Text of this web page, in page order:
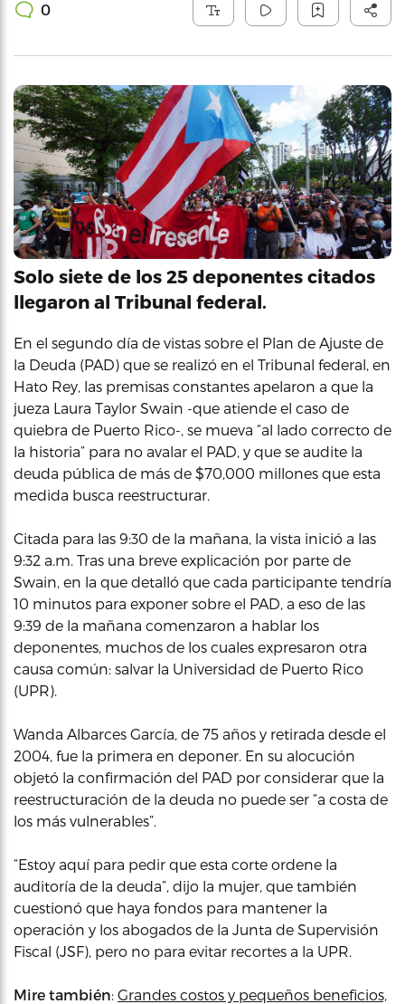
0
Solo siete de los 25 deponentes citados
llegaron al Tribunal federal.
En el segundo día de vistas sobre el Plan de Ajuste de
la Deuda (PAD) que se realizó en el Tribunal federal, en
Hato Rey, las premisas constantes apelaron a que la
jueza Laura Taylor Swain -que atiende el caso de
quiebra de Puerto Rico-, se mueva “al lado correcto de
la historia” para no avalar el PAD, y que se audite la
deuda pública de más de $70,000 millones que esta
medida busca reestructurar.
Citada para las 9:30 de la mañana, la vista inició a las
9:32 a.m. Tras una breve explicación por parte de
Swain, en la que detalló que cada participante tendría
10 minutos para exponer sobre el PAD, a eso de las
9:39 de la mañana comenzaron a hablar los
deponentes, muchos de los cuales expresaron otra
causa común: salvar la Universidad de Puerto Rico
(UPR).
Wanda Albarces García, de 75 años y retirada desde el
2004, fue la primera en deponer. En su alocución
objetó la confirmación del PAD por considerar que la
reestructuración de la deuda no puede ser “a costa de
los más vulnerables”.
“Estoy aquí para pedir que esta corte ordene la
auditoría de la deuda”, dijo la mujer, que también
cuestionó que haya fondos para mantener la
operación y los abogados de la Junta de Supervisión
Fiscal (JSF), pero no para evitar recortes a la UPR.
Mire también: Grandes costos y pequeños beneficios,